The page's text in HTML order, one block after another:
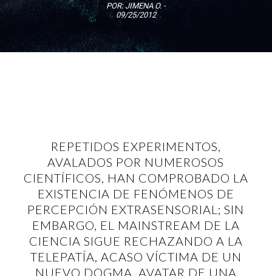
POR:JIMENA O.-
09/25/2012
REPETIDOS EXPERIMENTOS,
AVALADOS POR NUMEROSOS
CIENTÍFICOS, HAN COMPROBADO LA
EXISTENCIA DE FENÓMENOS DE
PERCEPCIÓN EXTRASENSORIAL; SIN
EMBARGO, EL MAINSTREAM DE LA
CIENCIA SIGUE RECHAZANDO A LA
TELEPATÍA, ACASO VÍCTIMA DE UN
NUEVO DOGMA, AVATAR DE UNA